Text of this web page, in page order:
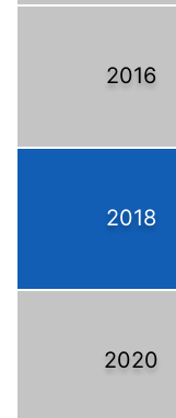
2016
2018
2020